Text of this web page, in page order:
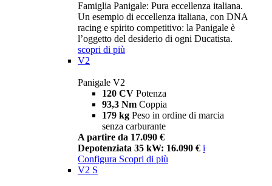
Famiglia Panigale: Pura eccellenza italiana.
Un esempio di eccellenza italiana, con DNA
racing e spirito competitivo: la Panigale è
l’oggetto del desiderio di ogni Ducatista.
scopri di più
V2
Panigale V2
120 CV Potenza
93,3 Nm Coppia
179 kg Peso in ordine di marcia
senza carburante
A partire da 17.090 €
Depotenziata 35 kW: 16.090 € i
Configura Scopri di più
V2 S